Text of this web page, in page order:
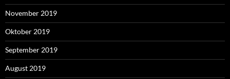
November 2019
Oktober 2019
September 2019
August 2019